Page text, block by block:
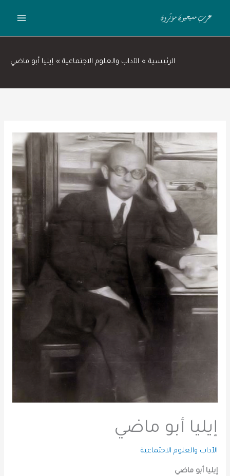
الرئيسية الآداب والعلوم الاجتماعية إيليا أبو ماضي
إيليا أبو ماضي
الآداب والعلوم الاجتماعية
إيليا أبو ماضي